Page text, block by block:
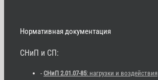
Нормативная документация
СНиП и СП:
- СНиП 2.01.07-85: нагрузки и воздействия